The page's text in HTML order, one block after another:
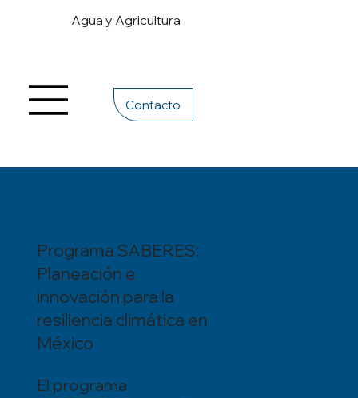
Agua y Agricultura
Contacto
Programa SABERES:
Planeación e
innovación para la
resiliencia climática en
México
El programa